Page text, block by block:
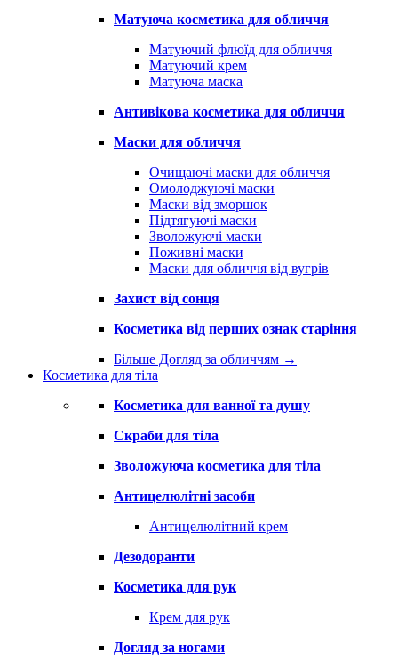
Матуюча косметика для обличчя
Матуючий флюїд для обличчя
Матуючий крем
Матуюча маска
Антивікова косметика для обличчя
Маски для обличчя
Очищаючі маски для обличчя
Омолоджуючі маски
Маски від зморшок
Підтягуючі маски
Зволожуючі маски
Поживні маски
Маски для обличчя від вугрів
Захист від сонця
Косметика від перших ознак старіння
Більше Догляд за обличчям →
Косметика для тіла
Косметика для ванної та душу
Скраби для тіла
Зволожуюча косметика для тіла
Антицелюлітні засоби
Антицелюлітний крем
Дезодоранти
Косметика для рук
Крем для рук
Догляд за ногами